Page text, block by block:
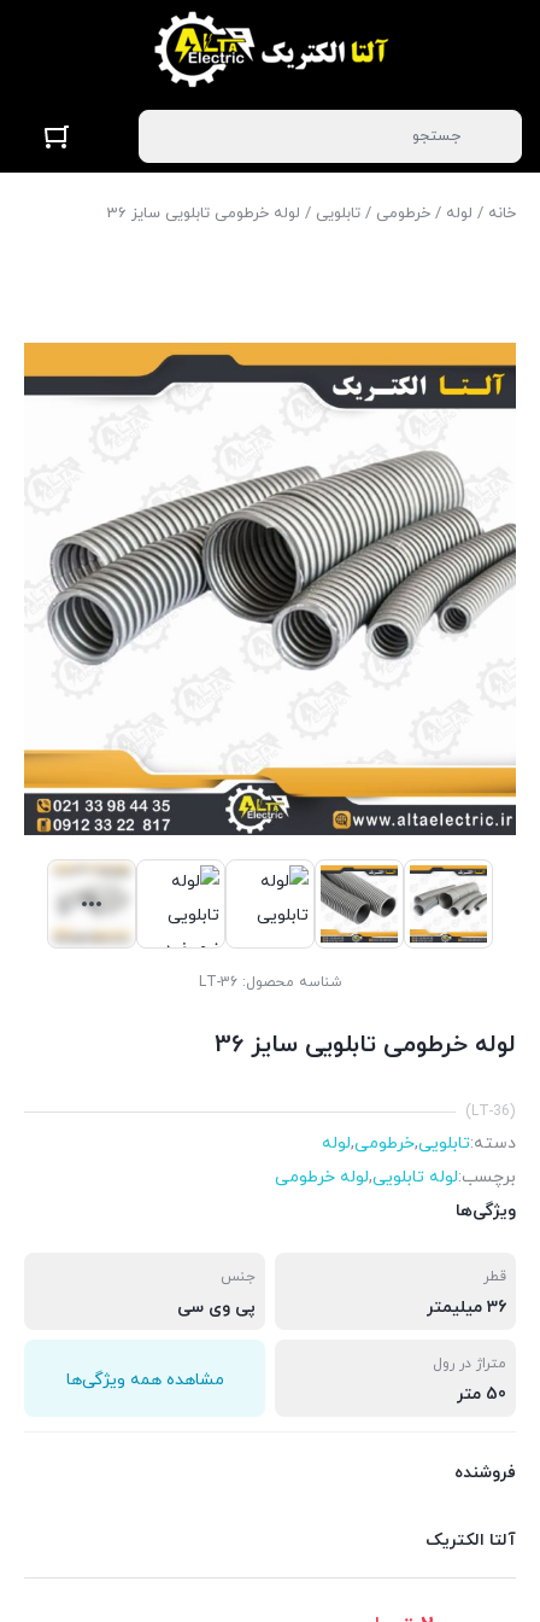
خانه / لوله / خرطومی / تابلویی / لوله خرطومی تابلویی سایز 36
شناسه محصول:LT-36
لوله خرطومی تابلویی سایز 36
(LT-36)
دسته:تابلویی,خرطومی,لوله
برچسب:لوله تابلویی,لوله خرطومی
ویژگی‌ها
قطر
36 میلیمتر
جنس
پی وی سی
متراژ در رول
50 متر
مشاهده همه ویژگی‌ها
فروشنده
آلتا الکتریک